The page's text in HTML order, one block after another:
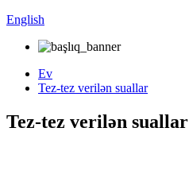
English
Ev
Tez-tez verilən suallar
Tez-tez verilən suallar